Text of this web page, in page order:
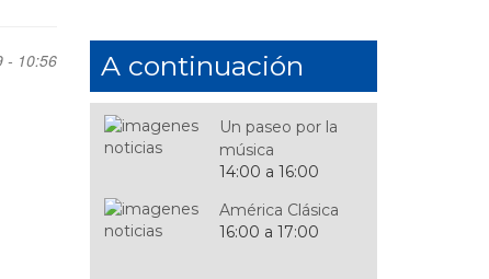
- 10:56 A continuación
Un paseo por la
música
14:00 a 16:00
América Clásica
16:00 a 17:00